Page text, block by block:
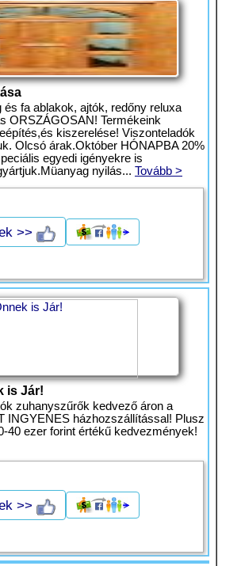
fa ablakok, ajtók, redőny reluxa
ORSZÁGOSAN! Termékeink
kiszerelése! Viszonteladók
Olcsó árak.Október HÓNAPBA 20%
egyedi igényekre is
nyilás... Tovább >
>>
is Jár!
zuhanyszűrők kedvező áron a
INGYENES házhozszállítással! Plusz
40 ezer forint értékű kedvezmények!
>>